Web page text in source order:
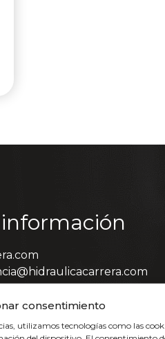
consentimiento
utilizamos tecnologías como las